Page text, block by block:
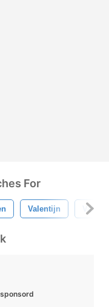
For
Valentijn